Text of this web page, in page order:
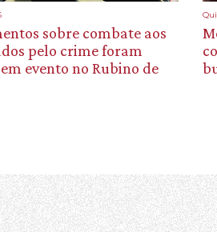
sobre combate aos
pelo crime foram
evento no Rubino de